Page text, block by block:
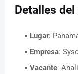
Detalles
Lugar:
Empresa:
Vacante: